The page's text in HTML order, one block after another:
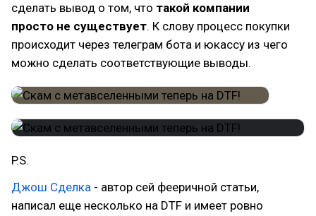
сделать вывод о том, что такой компании
просто не существует. К слову процесс покупки
происходит через телеграм бота и юкассу из чего
можно сделать соответствующие выводы.
P.S.
Джош Сделка - автор сей фееричной статьи,
написал еще несколько на DTF и имеет ровно